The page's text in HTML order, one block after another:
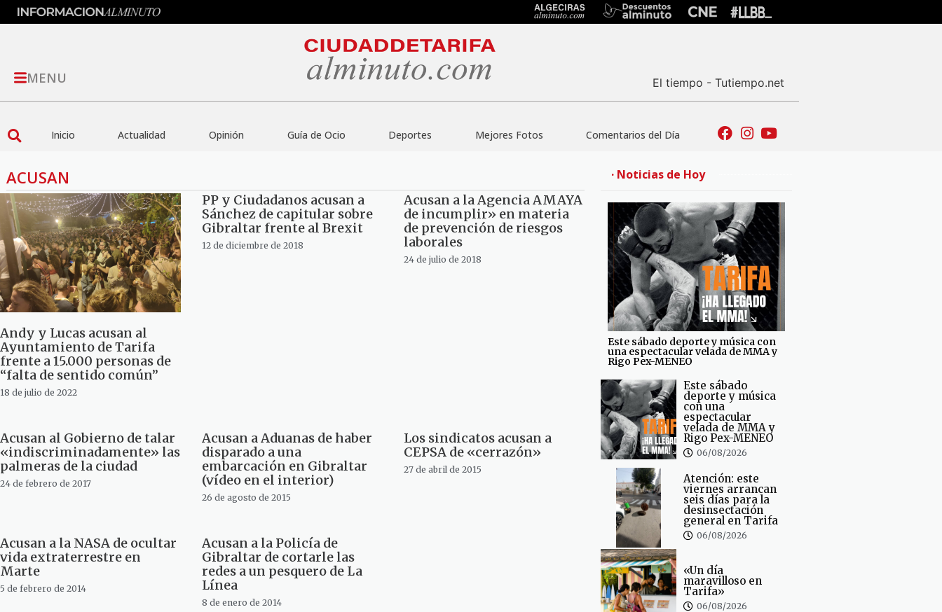
MENU El tiempo - Tutiempo.net
Inicio Actualidad Opinión Guía de Ocio Deportes Mejores Fotos Comentarios del Día
ACUSAN
Andy y Lucas acusan al
Ayuntamiento de Tarifa
frente a 15.000 personas de
“falta de sentido común”
18 de julio de 2022
PP y Ciudadanos acusan a
Sánchez de capitular sobre
Gibraltar frente al Brexit
12 de diciembre de 2018
Acusan a la Agencia AMAYA
de incumplir» en materia
de prevención de riesgos
laborales
24 de julio de 2018
Acusan al Gobierno de talar
«indiscriminadamente» las
palmeras de la ciudad
24 de febrero de 2017
Acusan a Aduanas de haber
disparado a una
embarcación en Gibraltar
(vídeo en el interior)
26 de agosto de 2015
Los sindicatos acusan a
CEPSA de «cerrazón»
27 de abril de 2015
Acusan a la NASA de ocultar
vida extraterrestre en
Marte
5 de febrero de 2014
Acusan a la Policía de
Gibraltar de cortarle las
redes a un pesquero de La
Línea
8 de enero de 2014
· Noticias de Hoy
Este sábado deporte y música con
una espectacular velada de MMA y
Rigo Pex-MENEO
Este sábado
deporte y música
con una
espectacular
velada de MMA y
Rigo Pex-MENEO
06/08/2026
Atención: este
viernes arrancan
seis días para la
desinsectación
general en Tarifa
06/08/2026
«Un día
maravilloso en
Tarifa»
06/08/2026